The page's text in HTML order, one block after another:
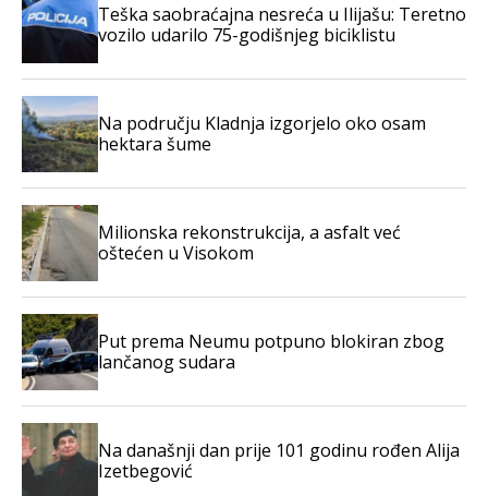
Teška saobraćajna nesreća u Ilijašu: Teretno
vozilo udarilo 75-godišnjeg biciklistu
Na području Kladnja izgorjelo oko osam
hektara šume
Milionska rekonstrukcija, a asfalt već
oštećen u Visokom
Put prema Neumu potpuno blokiran zbog
lančanog sudara
Na današnji dan prije 101 godinu rođen Alija
Izetbegović